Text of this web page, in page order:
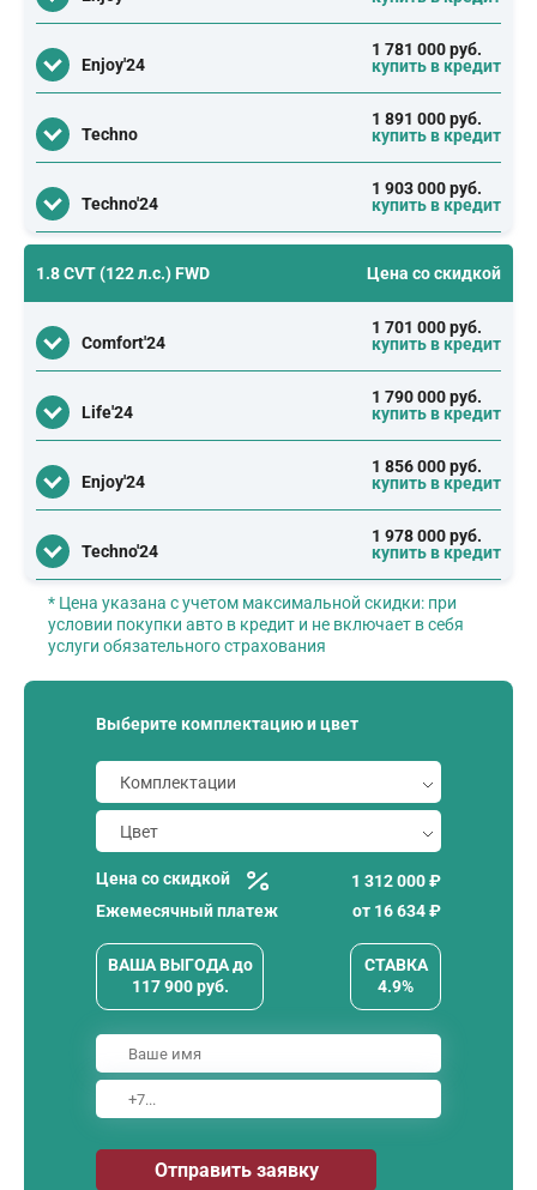
Enjoy'24
1 781 000 руб.
купить в кредит
Techno
1 891 000 руб.
купить в кредит
Techno'24
1 903 000 руб.
купить в кредит
1.8 CVT (122 л.с.) FWD Цена со скидкой
Comfort'24
1 701 000 руб.
купить в кредит
Life'24
1 790 000 руб.
купить в кредит
Enjoy'24
1 856 000 руб.
купить в кредит
Techno'24
1 978 000 руб.
купить в кредит
* Цена указана с учетом максимальной скидки: при
условии покупки авто в кредит и не включает в себя
услуги обязательного страхования
Выберите комплектацию и цвет
Цена со скидкой
1 312 000 ₽
Ежемесячный платеж
от 16 634₽
ВАША ВЫГОДАдо
117 900руб.
СТАВКА
4.9%
Отправить заявку